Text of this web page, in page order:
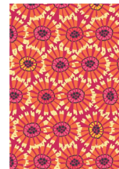
0,0
z
5
hvězdiček.